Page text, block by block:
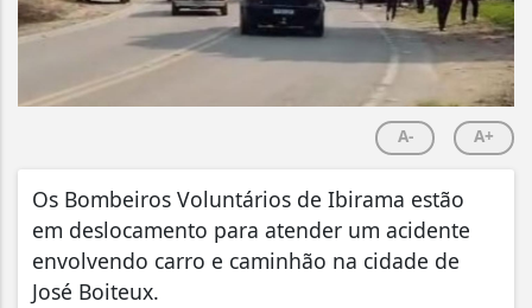
A- A+
Os Bombeiros Voluntários de Ibirama estão
em deslocamento para atender um acidente
envolvendo carro e caminhão na cidade de
José Boiteux.